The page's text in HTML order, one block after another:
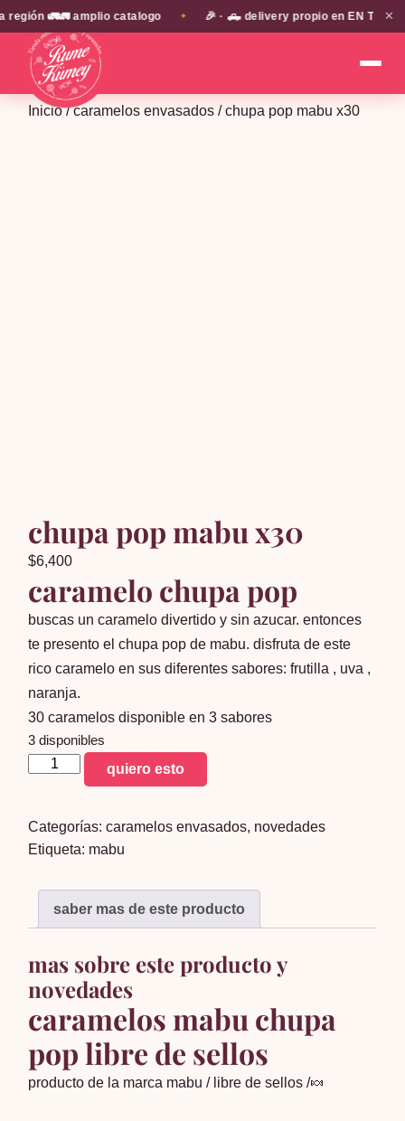
🚛🚛 amplio catalogo ✦ 🎉 · 🛻 delivery propio en EN TODA LA
✕
Inicio/caramelos envasados / chupa pop mabu x30
chupa pop mabu x30
$6,400
caramelo chupa pop
buscas un caramelo divertido y sin azucar. entonces
te presento el chupa pop de mabu. disfruta de este
rico caramelo en sus diferentes sabores: frutilla , uva ,
naranja.
30 caramelos disponible en 3 sabores
3 disponibles
chupa
x30
cantidad
quiero esto
Categorías:caramelos envasados, novedades
Etiqueta: mabu
saber mas de este producto
mas sobre este producto y
novedades
caramelos mabu chupa
pop libre de sellos
producto de la marca mabu / libre de sellos /🍬